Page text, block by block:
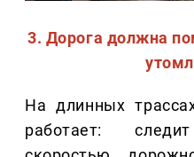
3. Дорога должна
На длинных
работает: